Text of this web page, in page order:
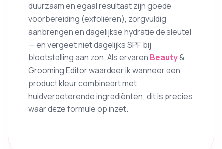
duurzaam en egaal resultaat zijn goede
voorbereiding (exfoliëren), zorgvuldig
aanbrengen en dagelijkse hydratie de sleutel
— en vergeet niet dagelijks SPF bij
blootstelling aan zon. Als ervaren Beauty&
Grooming Editor waardeer ik wanneer een
product kleur combineert met
huidverbeterende ingrediënten; dit is precies
waar deze formule op inzet.